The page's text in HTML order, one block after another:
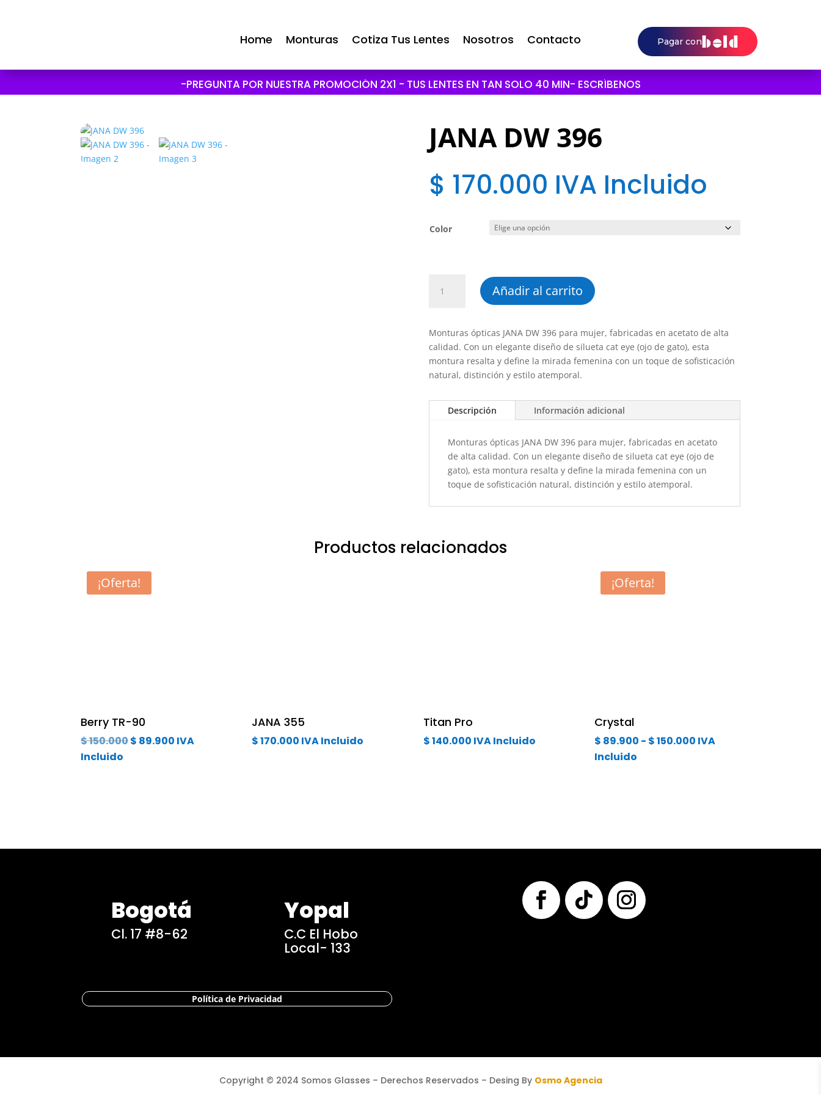
Home Monturas Cotiza Tus Lentes Nosotros Contacto
-PREGUNTA POR NUESTRA PROMOCIÓN 2X1 - TUS LENTES EN TAN SOLO 40 MIN- ESCRÍBENOS
JANA DW 396
$ 170.000 IVA Incluido
Color
Añadir al carrito
Monturas ópticas JANA DW 396 para mujer, fabricadas en acetato de alta
calidad. Con un elegante diseño de silueta cat eye (ojo de gato), esta
montura resalta y define la mirada femenina con un toque de sofisticación
natural, distinción y estilo atemporal.
Descripción Información adicional
Monturas ópticas JANA DW 396 para mujer, fabricadas en acetato
de alta calidad. Con un elegante diseño de silueta cat eye (ojo de
gato), esta montura resalta y define la mirada femenina con un
toque de sofisticación natural, distinción y estilo atemporal.
Productos relacionados
¡Oferta!
Berry TR-90
$150.000El
$ 89.900 El
IVA
Incluido
JANA 355
$170.000 IVA Incluido
Titan Pro
$140.000 IVA Incluido
¡Oferta!
Crystal
$ 89.900 - $150.000Rango
IVA
Incluido
Bogotá
Cl. 17 #8-62
Yopal
C.C El Hobo
Local- 133
Política de Privacidad
Copyright © 2024 Somos Glasses – Derechos Reservados – Desing By Osmo Agencia